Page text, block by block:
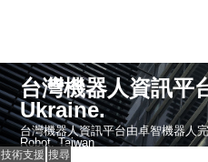
台灣機器人資訊平
Ukraine.
台灣機器人資訊平台由卓智機器人
Robot, Taiwan
技術支援 搜尋